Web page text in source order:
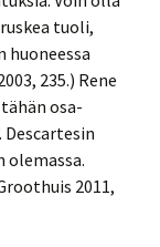
tuoli,
235.) Rene
osa-
Descartesin
olemassa.
2011,